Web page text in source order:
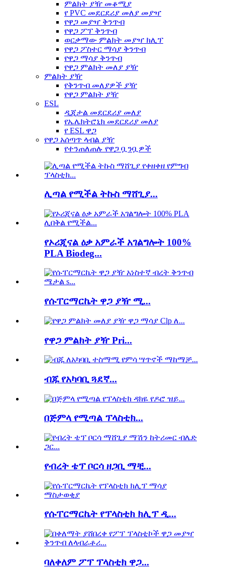
ምልክት ያዥ መቆሚያ
የ PVC መደርደሪያ መለያ መያዣ
የዋጋ መያዣ ቅንጥብ
የዋጋ ፖፕ ቅንጥብ
ወርቃማው ምልክት መያዣ ክሊፕ
የዋጋ ፖስተር ማሳያ ቅንጥብ
የዋጋ ማሳያ ቅንጥብ
የዋጋ ምልክት መለያ ያዥ
ምልክት ያዥ
የቅንጥብ መለያዎች ያዥ
የዋጋ ምልክት ያዥ
ESL
ዲጂታል መደርደሪያ መለያ
የኤሌክትሮኒክ መደርደሪያ መለያ
የ ESL ዋጋ
የዋጋ አሰጣጥ ላብል ያዥ
የተንጠለጠሉ የዋጋ ቧንቧዎች
ሊጣል የሚችል ትኩስ ማሸጊያ...
የኦሪጂናል ዕቃ አምራች አገልግሎት 100%
PLA Biodeg...
የሱፐርማርኬት ዋጋ ያዥ ሚ...
የዋጋ ምልክት ያዥ Pri...
ብጁ የአካባቢ ጓደኛ...
በጅምላ የሚጣል ፕላስቲክ...
የብረት ቴፕ ቦርሳ ዘጋቢ ማቺ...
የሱፐርማርኬት የፕላስቲክ ክሊፕ ዲ...
ባለቀለም ፖፕ ፕላስቲክ ዋጋ...